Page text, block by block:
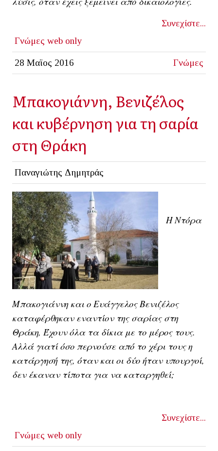
Συνεχίστε...
Γνώμες web only
28 Μαϊος 2016 Γνώμες
Μπακογιάννη, Βενιζέλος
και κυβέρνηση για τη σαρία
στη Θράκη
Παναγιώτης Δημητράς
Η Ντόρα
Μπακογιάννη και ο Ευάγγελος Βενιζέλος
καταφέρθηκαν εναντίον της σαρίας στη
Θράκη, Έχουν όλα τα δίκια με το μέρος τους.
Αλλά γιατί όσο περνούσε από το χέρι τους η
κατάργησή της, όταν και οι δύο ήταν υπουργοί,
δεν έκαναν τίποτα για να καταργηθεί;
Συνεχίστε...
Γνώμες web only